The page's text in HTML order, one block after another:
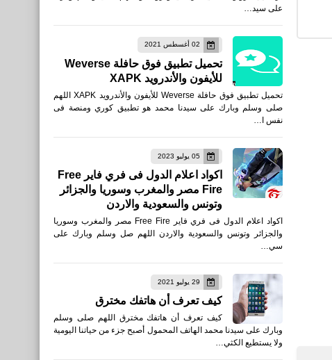
على سيد…
02 أغسطس 2021
تحميل تطبيق فوق حافلة Weverse
للأيفون والأندرويد XAPK
تحميل تطبيق فوق حافلة Weverse للأيفون والأندرويد XAPK اللهم
صلى وسلم وبارك على سيدنا محمد هو تطبيق كوري ومنصة فى
نفس ا…
05 يوليو 2023
اكواد اعلام الدول فى فري فاير Free
Fire مصر والمغرب وسوريا والجزائر
وتونس والسعودية والاردن
اكواد اعلام الدول فى فري فاير Free Fire مصر والمغرب وسوريا
والجزائر وتونس والسعودية والاردن اللهم صل وسلم وبارك على
سي…
29 يوليو 2021
كيف تعرف أن هاتفك مخترق
كيف تعرف أن هاتفك مخترق اللهم صلى وسلم
وبارك على سيدنا محمد الهاتف المحمول أصبح جزء من حياتنا اليومية
ولا يستطيع الكثي…
اخبار
موعد مبارة ليفربول ضد مان
سيتى القنوات
برامج كمبيوتر
طريقة تحميل وتحديث جميع
تعريفات الكمبيوتر واللابتوب
الأصلية جميع النسخ
اخبار
موعد مباراة ليفربول القادمة
ضد نابولى فى دورى أبطال
أوروبا